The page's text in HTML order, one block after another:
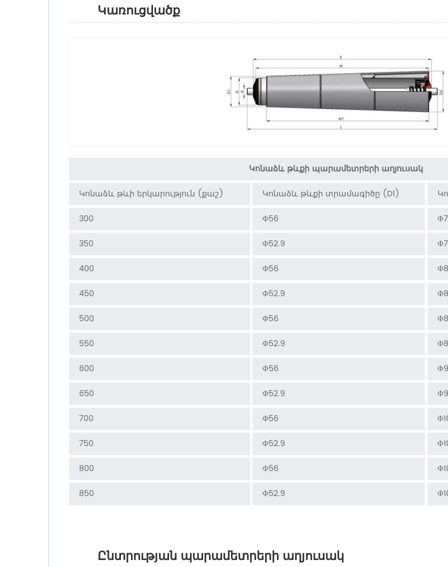
Կառուցվածք
Կոնաձև թևքի պարամետրերի աղյուսակ
Կոնաձև թևի երկարություն (քաշ)
Կոնաձև թևքի տրամագիծը (D1)
300
Φ56
350
Φ52.9
400
Φ56
450
Φ52.9
500
Φ56
550
Φ52.9
600
Φ56
650
Φ52.9
700
Φ56
750
Φ52.9
800
Φ56
850
Φ52.9
Ընտրության պարամետրերի աղյուսակ